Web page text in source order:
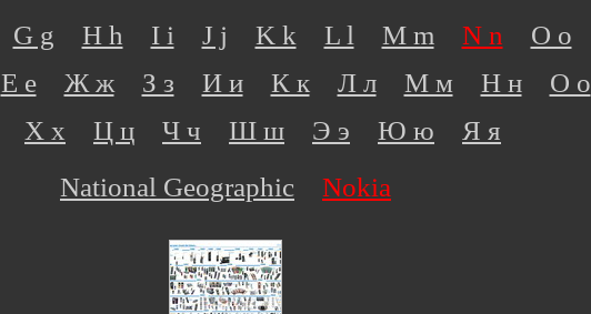
G g H h I i J j K k L l M m N n O o
Е е Ж ж З з И и К к Л л М м Н н О о
Х х Ц ц Ч ч Ш ш Э э Ю ю
Я я
National Geographic
Nokia